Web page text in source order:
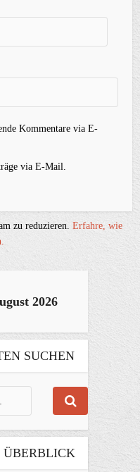
Kommentare via E-
via E-Mail.
zu reduzieren.Erfahre, wie
2026
SUCHEN